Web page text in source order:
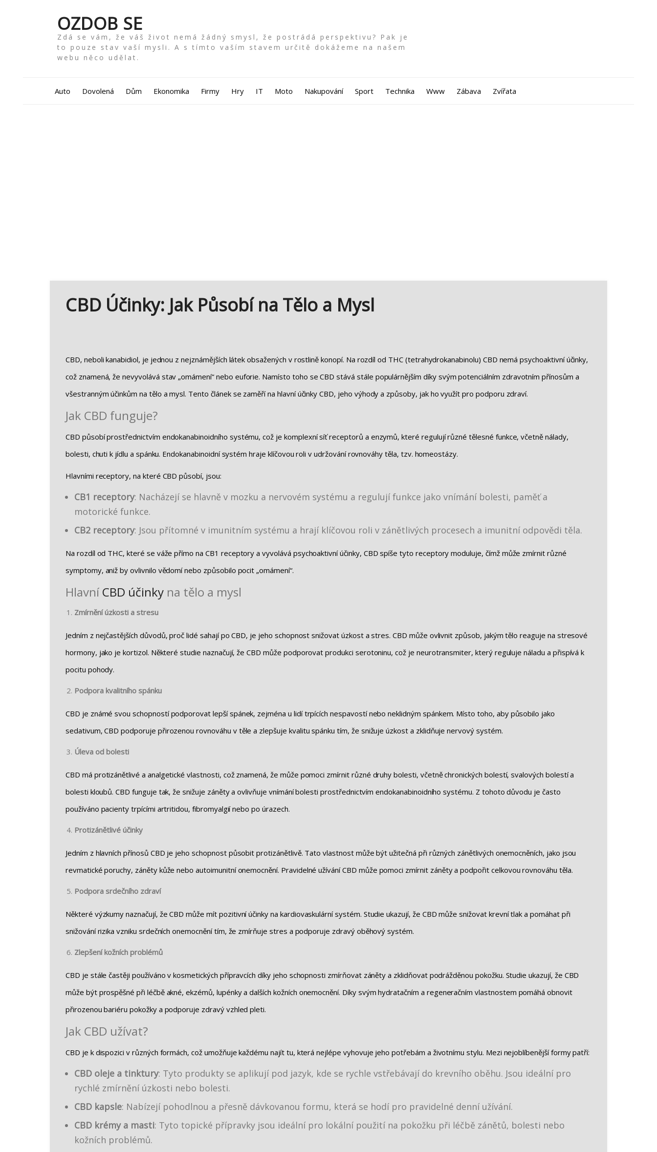
OZDOB SE
Zdá se vám, že váš život nemá žádný smysl, že postrádá perspektivu? Pak je
to pouze stav vaší mysli. A s tímto vaším stavem určitě dokážeme na našem
webu něco udělat.
Auto Dovolená Dům Ekonomika Firmy Hry IT Moto Nakupování Sport Technika Www Zábava Zvířata
CBD Účinky: Jak Působí na Tělo a Mysl
CBD, neboli kanabidiol, je jednou z nejznámějších látek obsažených v rostlině konopí. Na rozdíl od THC (tetrahydrokanabinolu) CBD nemá psychoaktivní účinky,
což znamená, že nevyvolává stav „omámení“ nebo euforie. Namísto toho se CBD stává stále populárnějším díky svým potenciálním zdravotním přínosům a
všestranným účinkům na tělo a mysl. Tento článek se zaměří na hlavní účinky CBD, jeho výhody a způsoby, jak ho využít pro podporu zdraví.
Jak CBD funguje?
CBD působí prostřednictvím endokanabinoidního systému, což je komplexní síť receptorů a enzymů, které regulují různé tělesné funkce, včetně nálady,
bolesti, chuti k jídlu a spánku. Endokanabinoidní systém hraje klíčovou roli v udržování rovnováhy těla, tzv. homeostázy.
Hlavními receptory, na které CBD působí, jsou:
CB1 receptory: Nacházejí se hlavně v mozku a nervovém systému a regulují funkce jako vnímání bolesti, paměť a
motorické funkce.
CB2 receptory: Jsou přítomné v imunitním systému a hrají klíčovou roli v zánětlivých procesech a imunitní odpovědi těla.
Na rozdíl od THC, které se váže přímo na CB1 receptory a vyvolává psychoaktivní účinky, CBD spíše tyto receptory moduluje, čímž může zmírnit různé
symptomy, aniž by ovlivnilo vědomí nebo způsobilo pocit „omámení“.
Hlavní CBD účinky na tělo a mysl
Zmírnění úzkosti a stresu
Jedním z nejčastějších důvodů, proč lidé sahají po CBD, je jeho schopnost snižovat úzkost a stres. CBD může ovlivnit způsob, jakým tělo reaguje na stresové
hormony, jako je kortizol. Některé studie naznačují, že CBD může podporovat produkci serotoninu, což je neurotransmiter, který reguluje náladu a přispívá k
pocitu pohody.
Podpora kvalitního spánku
CBD je známé svou schopností podporovat lepší spánek, zejména u lidí trpících nespavostí nebo neklidným spánkem. Místo toho, aby působilo jako
sedativum, CBD podporuje přirozenou rovnováhu v těle a zlepšuje kvalitu spánku tím, že snižuje úzkost a zklidňuje nervový systém.
Úleva od bolesti
CBD má protizánětlivé a analgetické vlastnosti, což znamená, že může pomoci zmírnit různé druhy bolesti, včetně chronických bolestí, svalových bolestí a
bolesti kloubů. CBD funguje tak, že snižuje záněty a ovlivňuje vnímání bolesti prostřednictvím endokanabinoidního systému. Z tohoto důvodu je často
používáno pacienty trpícími artritidou, fibromyalgií nebo po úrazech.
Protizánětlivé účinky
Jedním z hlavních přínosů CBD je jeho schopnost působit protizánětlivě. Tato vlastnost může být užitečná při různých zánětlivých onemocněních, jako jsou
revmatické poruchy, záněty kůže nebo autoimunitní onemocnění. Pravidelné užívání CBD může pomoci zmírnit záněty a podpořit celkovou rovnováhu těla.
Podpora srdečního zdraví
Některé výzkumy naznačují, že CBD může mít pozitivní účinky na kardiovaskulární systém. Studie ukazují, že CBD může snižovat krevní tlak a pomáhat při
snižování rizika vzniku srdečních onemocnění tím, že zmírňuje stres a podporuje zdravý oběhový systém.
Zlepšení kožních problémů
CBD je stále častěji používáno v kosmetických přípravcích díky jeho schopnosti zmírňovat záněty a zklidňovat podrážděnou pokožku. Studie ukazují, že CBD
může být prospěšné při léčbě akné, ekzémů, lupénky a dalších kožních onemocnění. Díky svým hydratačním a regeneračním vlastnostem pomáhá obnovit
přirozenou bariéru pokožky a podporuje zdravý vzhled pleti.
Jak CBD užívat?
CBD je k dispozici v různých formách, což umožňuje každému najít tu, která nejlépe vyhovuje jeho potřebám a životnímu stylu. Mezi nejoblíbenější formy patří:
CBD oleje a tinktury: Tyto produkty se aplikují pod jazyk, kde se rychle vstřebávají do krevního oběhu. Jsou ideální pro
rychlé zmírnění úzkosti nebo bolesti.
CBD kapsle: Nabízejí pohodlnou a přesně dávkovanou formu, která se hodí pro pravidelné denní užívání.
CBD krémy a masti: Tyto topické přípravky jsou ideální pro lokální použití na pokožku při léčbě zánětů, bolesti nebo
kožních problémů.